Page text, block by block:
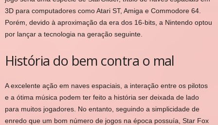
3D para computadores como Atari ST, Amiga e Commodore 64.
Porém, devido à aproximação da era dos 16-bits, a Nintendo optou
por lançar a tecnologia na geração seguinte.
História do bem contra o mal
A excelente ação em naves espaciais, a interação entre os pilotos
e a ótima música podem ter feito a história ser deixada de lado
para muitos jogadores. No entanto, seguindo a simplicidade de
enredo que um bom número de jogos na época possuía, Star Fox